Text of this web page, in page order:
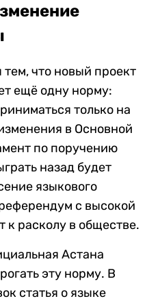
тем, что новый проект
ещё одну норму:
только на
в Основной
по поручению
назад будет
языкового
с высокой
к расколу в обществе.
Астана
эту норму. В
статья о языке